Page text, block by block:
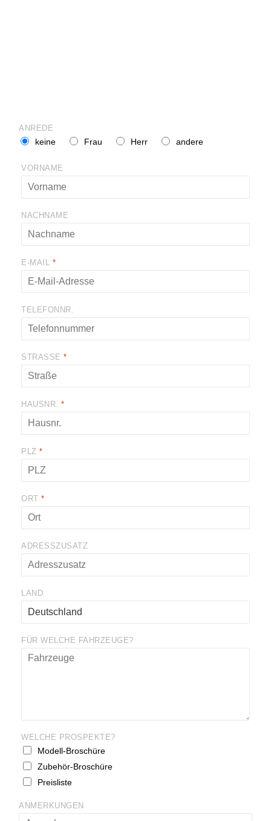
ANREDE
keine Frau Herr andere
VORNAME
NACHNAME
E-MAIL *
TELEFONNR.
STRASSE *
HAUSNR. *
PLZ *
ORT *
ADRESSZUSATZ
LAND
FÜR WELCHE FAHRZEUGE?
WELCHE PROSPEKTE?
Modell-Broschüre
Zubehör-Broschüre
Preisliste
ANMERKUNGEN